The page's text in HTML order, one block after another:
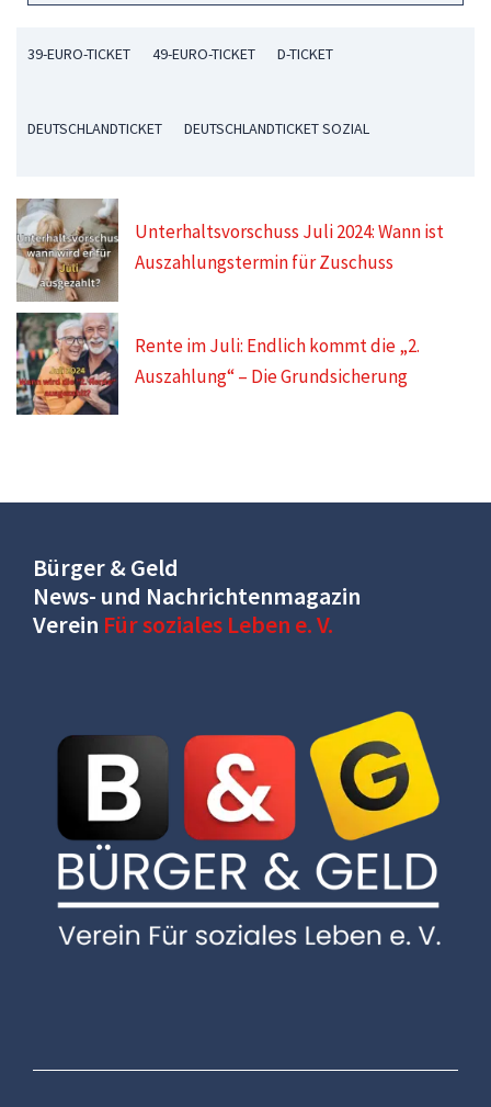
39-EURO-TICKET 49-EURO-TICKET D-TICKET
DEUTSCHLANDTICKET DEUTSCHLANDTICKET SOZIAL
Unterhaltsvorschuss Juli 2024: Wann ist
Auszahlungstermin für Zuschuss
Rente im Juli: Endlich kommt die „2.
Auszahlung“ – Die Grundsicherung
Bürger & Geld
News- und Nachrichtenmagazin
Verein Für soziales Leben e. V.